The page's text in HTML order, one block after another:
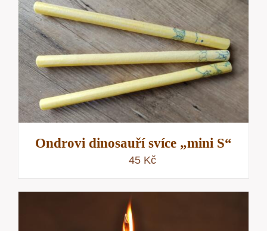
až
5000 Kč
Ondrovi dinosauří svíce „mini S“
45 Kč